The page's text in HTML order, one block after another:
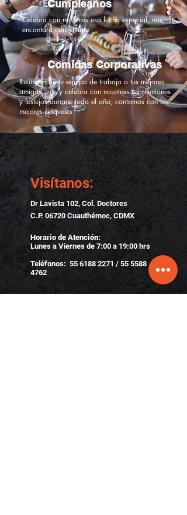
Visítanos:
Dr Lavista 102, Col. Doctores
C.P. 06720 Cuauthémoc, CDMX
Horario de Atención:
Lunes a Viernes de 7:00 a 19:00 hrs
Teléfonos: 55 6188 2271 / 55 5588
4762
Cumpleaños
Celebra con nosotros esa fecha especial, nos
encantará consentirte.
Comidas Corporativas
Reúnete con tu equipo de trabajo o tus mejores
amigos, ven y celebra con nosotros tus reuniones
y festejos durante todo el año, contamos con los
mejores paquetes.